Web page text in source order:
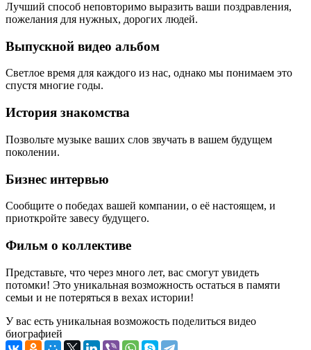
Лучший способ неповторимо выразить ваши поздравления,
пожелания для нужных, дорогих людей.
Выпускной видео альбом
Светлое время для каждого из нас, однако мы понимаем это
спустя многие годы.
История знакомства
Позвольте музыке ваших слов звучать в вашем будущем
поколении.
Бизнес интервью
Сообщите о победах вашей компании, о её настоящем, и
приоткройте завесу будущего.
Фильм о коллективе
Представьте, что через много лет, вас смогут увидеть
потомки! Это уникальная возможность остаться в памяти
семьи и не потеряться в вехах истории!
У вас есть уникальная возможость поделиться видео
биографией